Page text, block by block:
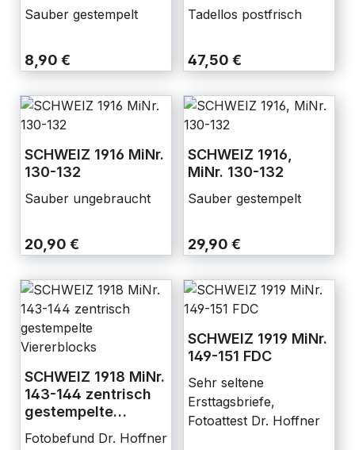
Sauber gestempelt
8,90 €
Tadellos postfrisch
47,50 €
SCHWEIZ 1916 MiNr.
130-132
Sauber ungebraucht
20,90 €
SCHWEIZ 1916,
MiNr. 130-132
Sauber gestempelt
29,90 €
SCHWEIZ 1918 MiNr.
143-144 zentrisch
gestempelte
Fotobefund Dr. Hoffner
SCHWEIZ 1919 MiNr.
149-151 FDC
Sehr seltene
Ersttagsbriefe,
Fotoattest Dr. Hoffner